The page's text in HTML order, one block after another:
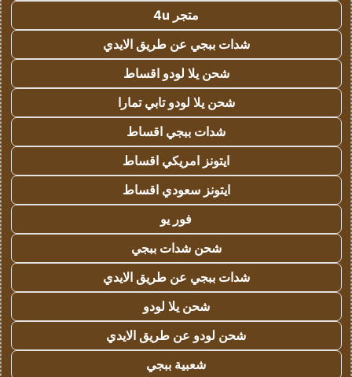
متجر 4u
شدات ببجي عن طريق الايدي
شحن يلا لودو اقساط
شحن يلا لودو تابي تمارا
شدات ببجي اقساط
ايتونز امريكي اقساط
ايتونز سعودي اقساط
فور يو
شحن شدات ببجي
شدات ببجي عن طريق الايدي
شحن يلا لودو
شحن لودو عن طريق الايدي
شعبية ببجي